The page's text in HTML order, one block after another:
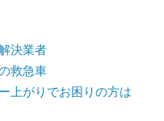
決業者
救急車
上がりでお困りの方は